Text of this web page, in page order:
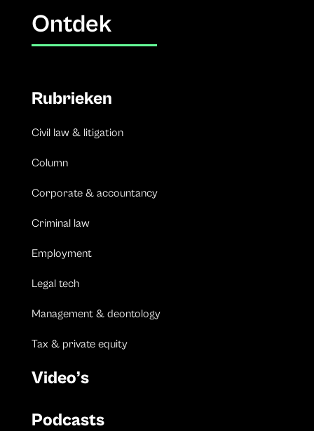
Ontdek
Rubrieken
Civil law & litigation
Column
Corporate & accountancy
Criminal law
Employment
Legal tech
Management & deontology
Tax & private equity
Video’s
Podcasts